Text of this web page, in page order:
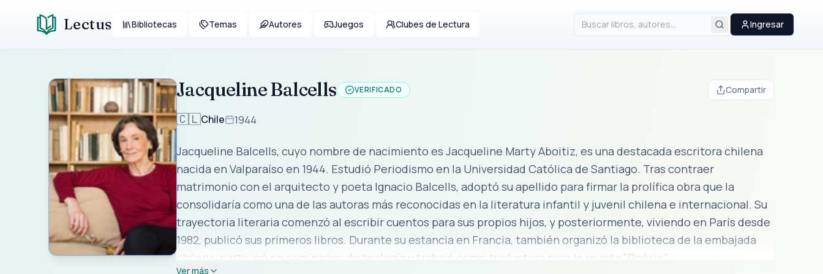
Lectus Bibliotecas Temas Autores Juegos Clubes de Lectura Ingresar
Jacqueline Balcells VERIFICADO Compartir
🇨🇱Chile 1944
Jacqueline Balcells, cuyo nombre de nacimiento es Jacqueline Marty Aboitiz, es una destacada escritora chilena
nacida en Valparaíso en 1944. Estudió Periodismo en la Universidad Católica de Santiago. Tras contraer
matrimonio con el arquitecto y poeta Ignacio Balcells, adoptó su apellido para firmar la prolífica obra que la
consolidaría como una de las autoras más reconocidas en la literatura infantil y juvenil chilena e internacional. Su
trayectoria literaria comenzó al escribir cuentos para sus propios hijos, y posteriormente, viviendo en París desde
1982, publicó sus primeros libros. Durante su estancia en Francia, también organizó la biblioteca de la embajada
chilena, participó en seminarios de teología y trabajó como traductora para la revista "Poésie".
Ver más